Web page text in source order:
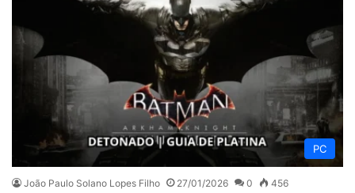
PC
João Paulo Solano Lopes Filho 27/01/2026 0 456